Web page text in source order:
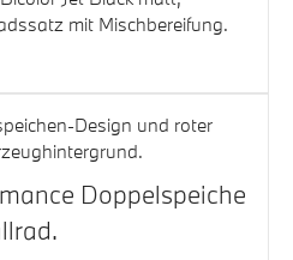
mit Mischbereifung.
Doppelspeiche